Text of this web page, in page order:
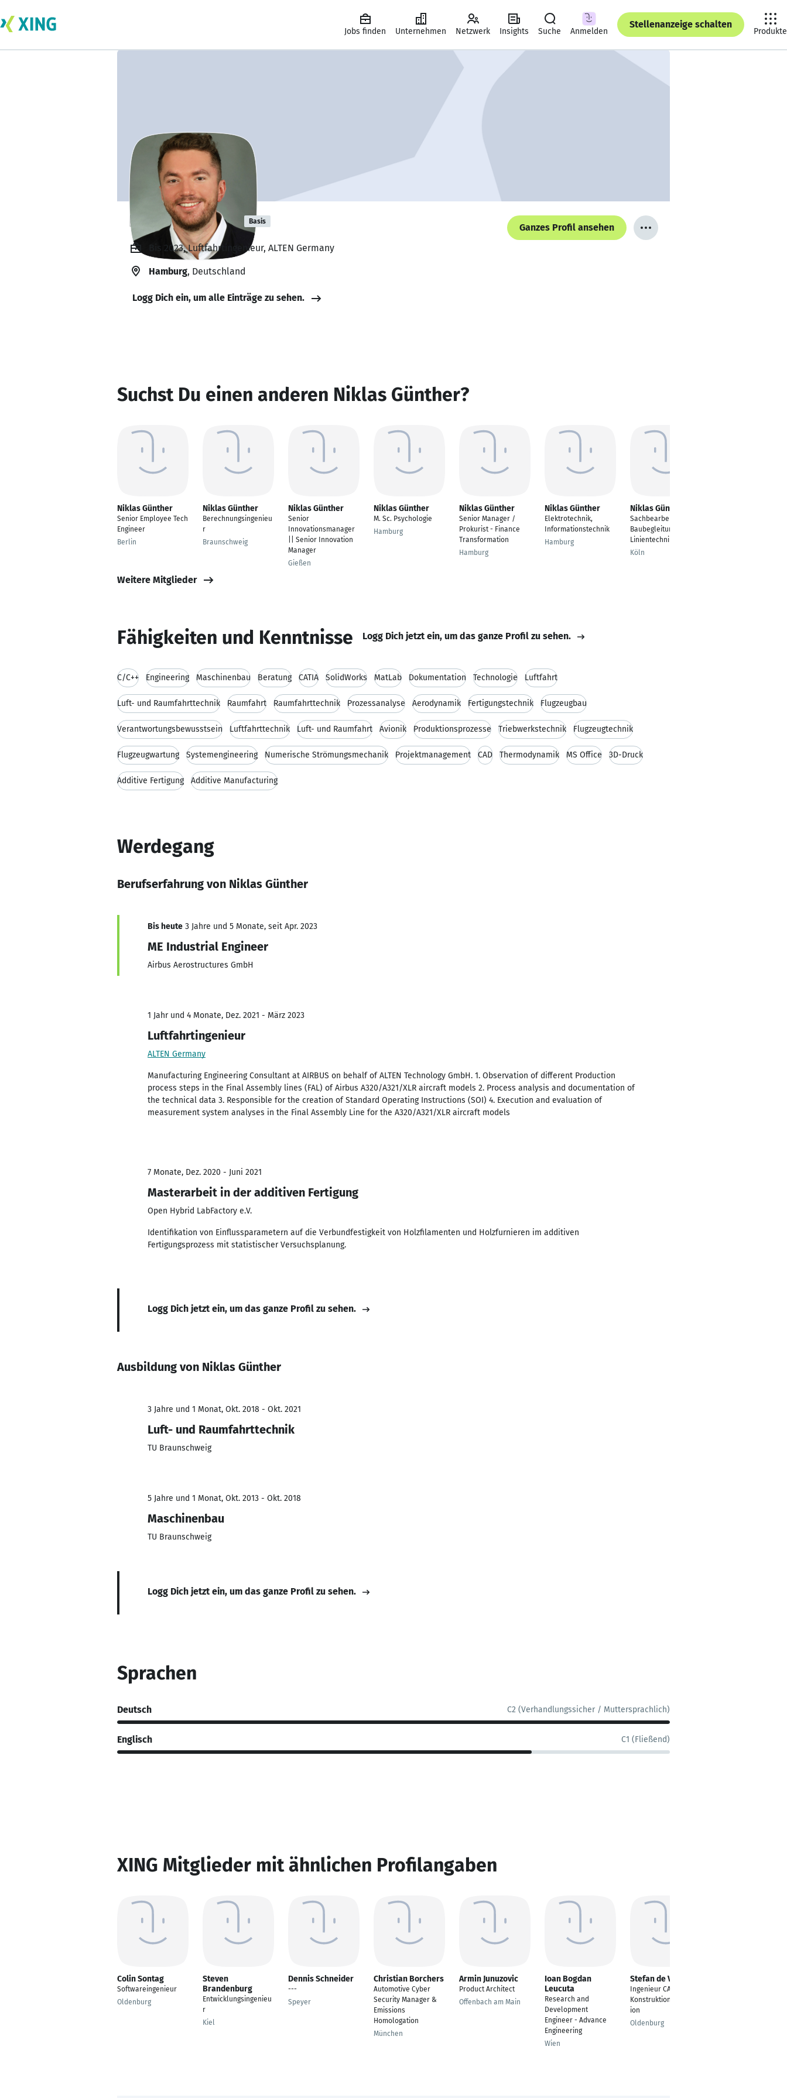
Jobs finden Unternehmen Netzwerk Insights Suche Anmelden
Stellenanzeige schalten
Produkte
Niklas Günther Basis
Ganzes Profil ansehen
Bis 2023, Luftfahrtingenieur, ALTEN Germany
Hamburg, Deutschland
Logg Dich ein, um alle Einträge zu sehen.
Suchst Du einen anderen Niklas Günther?
Niklas Günther
Senior Employee Tech
Engineer
Berlin
Niklas Günther
Berechnungsingenieu
r
Braunschweig
Niklas Günther
Senior
Innovationsmanager
|| Senior Innovation
Manager
Gießen
Niklas Günther
M. Sc. Psychologie
Hamburg
Niklas Günther
Senior Manager /
Prokurist - Finance
Transformation
Hamburg
Niklas Günther
Elektrotechnik,
Informationstechnik
Hamburg
Niklas Günther
Sachbearbeiter
Baubegleitung
Linientechnik
Köln
Weitere Mitglieder
Fähigkeiten und Kenntnisse Logg Dich jetzt ein, um das ganze Profil zu sehen.
C/C++ Engineering Maschinenbau Beratung CATIA SolidWorks MatLab Dokumentation Technologie Luftfahrt
Luft- und Raumfahrttechnik Raumfahrt Raumfahrttechnik Prozessanalyse Aerodynamik Fertigungstechnik Flugzeugbau
Verantwortungsbewusstsein Luftfahrttechnik Luft- und Raumfahrt Avionik Produktionsprozesse Triebwerkstechnik Flugzeugtechnik
Flugzeugwartung Systemengineering Numerische Strömungsmechanik Projektmanagement CAD Thermodynamik MS Office 3D-Druck
Additive Fertigung Additive Manufacturing
Werdegang
Berufserfahrung von Niklas Günther
Bis heute 3 Jahre und 5 Monate, seit Apr. 2023
ME Industrial Engineer
Airbus Aerostructures GmbH
1 Jahr und 4 Monate, Dez. 2021 - März 2023
Luftfahrtingenieur
ALTEN Germany
Manufacturing Engineering Consultant at AIRBUS on behalf of ALTEN Technology GmbH. 1. Observation of different Production
process steps in the Final Assembly lines (FAL) of Airbus A320/A321/XLR aircraft models 2. Process analysis and documentation of
the technical data 3. Responsible for the creation of Standard Operating Instructions (SOI) 4. Execution and evaluation of
measurement system analyses in the Final Assembly Line for the A320/A321/XLR aircraft models
7 Monate, Dez. 2020 - Juni 2021
Masterarbeit in der additiven Fertigung
Open Hybrid LabFactory e.V.
Identifikation von Einflussparametern auf die Verbundfestigkeit von Holzfilamenten und Holzfurnieren im additiven
Fertigungsprozess mit statistischer Versuchsplanung.
Logg Dich jetzt ein, um das ganze Profil zu sehen.
Ausbildung von Niklas Günther
3 Jahre und 1 Monat, Okt. 2018 - Okt. 2021
Luft- und Raumfahrttechnik
TU Braunschweig
5 Jahre und 1 Monat, Okt. 2013 - Okt. 2018
Maschinenbau
TU Braunschweig
Logg Dich jetzt ein, um das ganze Profil zu sehen.
Sprachen
Deutsch C2 (Verhandlungssicher / Muttersprachlich)
Englisch C1 (Fließend)
XING Mitglieder mit ähnlichen Profilangaben
Colin Sontag
Softwareingenieur
Oldenburg
Steven
Brandenburg
Entwicklungsingenieu
r
Kiel
Dennis Schneider
---
Speyer
Christian Borchers
Automotive Cyber
Security Manager &
Emissions
Homologation
München
Armin Junuzovic
Product Architect
Offenbach am Main
Ioan Bogdan
Leucuta
Research and
Development
Engineer - Advance
Engineering
Wien
Stefan de Vries
Ingenieur CAD /
Konstruktionsautomat
ion
Oldenburg